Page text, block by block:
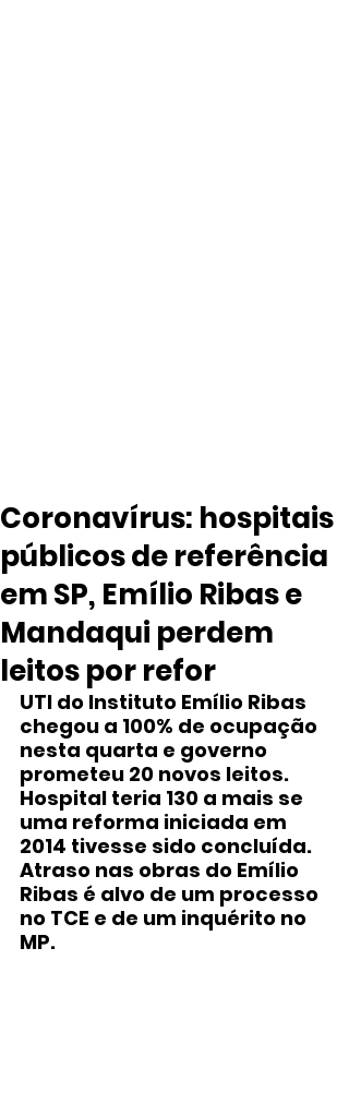
Coronavírus: hospitais
públicos de referência
em SP, Emílio Ribas e
Mandaqui perdem
leitos por refor
UTI do Instituto Emílio Ribas
chegou a 100% de ocupação
nesta quarta e governo
prometeu 20 novos leitos.
Hospital teria 130 a mais se
uma reforma iniciada em
2014 tivesse sido concluída.
Atraso nas obras do Emílio
Ribas é alvo de um processo
no TCE e de um inquérito no
MP.